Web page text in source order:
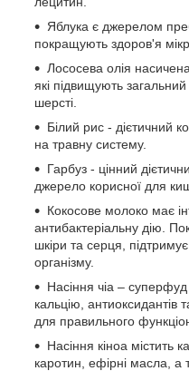
Яблука є джерелом
покращують здоров'я
Лососева олія
які підвищують
шерсті.
Білий рис - дієтичний
на травну систему.
Гарбуз - цінний
джерело корисної для
Кокосове молоко має
антибактеріальну дію.
шкіри та серця,
організму.
Насіння чіа –
кальцію, антиоксидантів
для правильного
Насіння кіноа містить
каротин, ефірні масла, а